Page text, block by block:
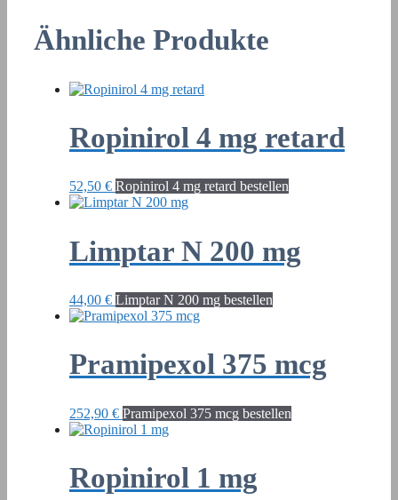
Ähnliche Produkte
Ropinirol 4 mg retard
52,50 € Ropinirol 4 mg retard bestellen
Limptar N 200 mg
44,00 € Limptar N 200 mg bestellen
Pramipexol 375 mcg
252,90 € Pramipexol 375 mcg bestellen
Ropinirol 1 mg